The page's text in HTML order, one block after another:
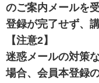
のご案内メールを
登録が完了せず、
【注意2】
迷惑メールの対策
場合、会員本登録